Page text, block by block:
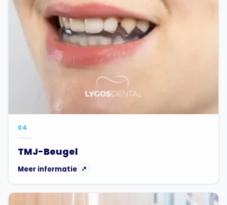
04
TMJ-Beugel
Meer informatie ↗